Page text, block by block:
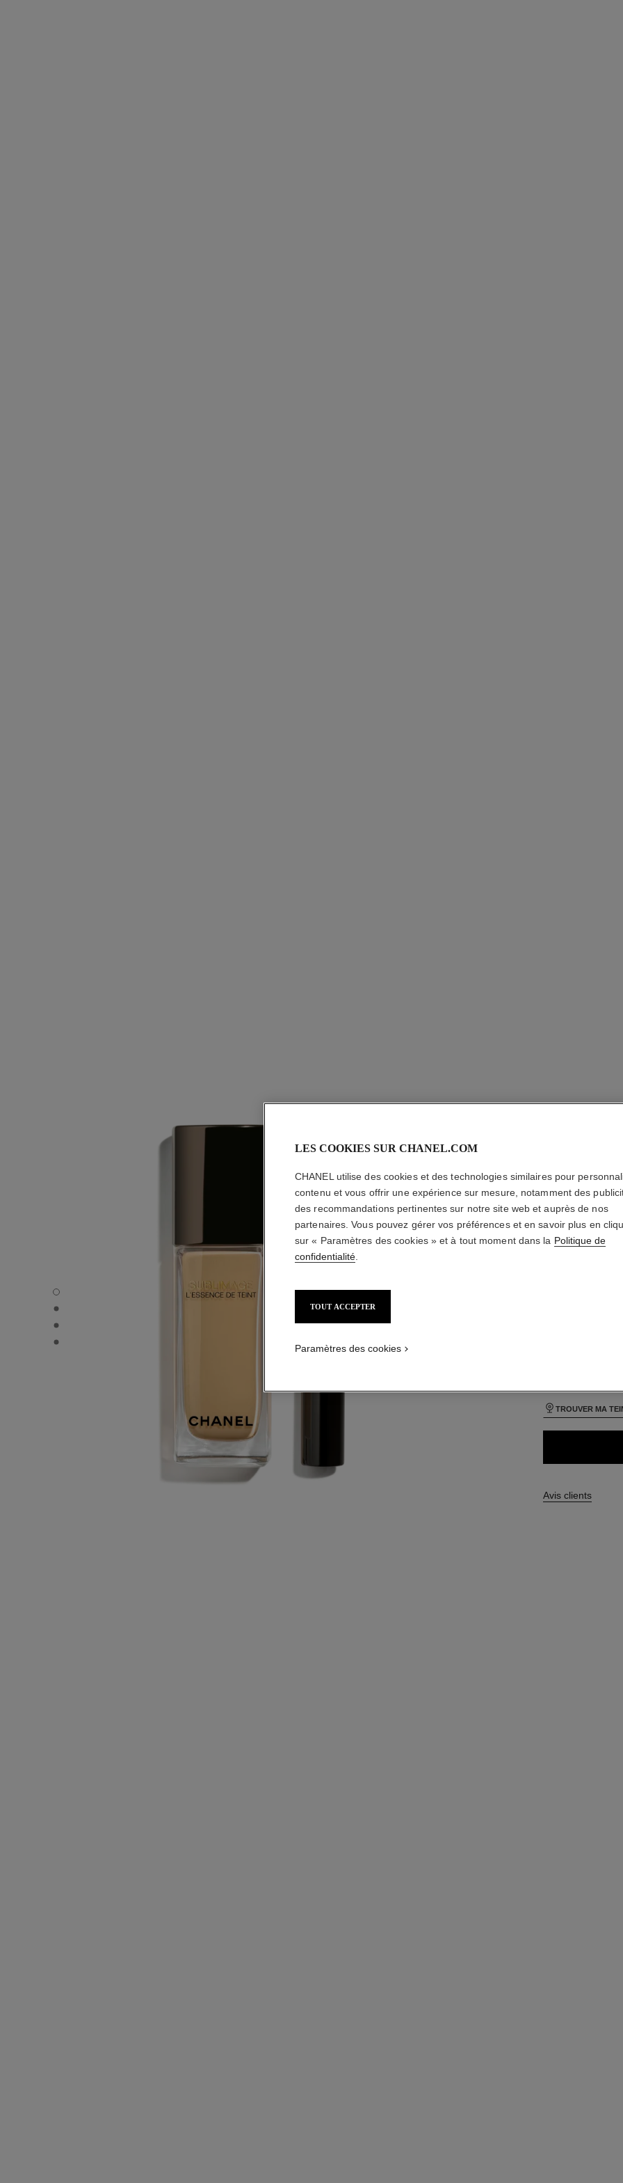
SUBLIMAGE L'ESSENCE DE TEINT - Vue par défaut
SUBLIMAGE L'ESSENCE DE TEINT - Vue alternative 1
SUBLIMAGE L'ESSENCE DE TEINT - Vue basique texture
SUBLIMAGE L'ESSENCE DE TEINT - product.packShot.APPLICATION_VISUAL_1
Sérum de Teint
Réf. 147166
245,00 $ CAD
TROUVER MA
Avis clients
LES COOKIES SUR CHANEL.COM
CHANEL utilise des cookies et des technologies similaires pour
contenu et vous offrir une expérience sur mesure, notamment des
des recommandations pertinentes sur notre site web et auprès de nos
partenaires. Vous pouvez gérer vos préférences et en savoir plus en
sur « Paramètres des cookies » et à tout moment dans la Politique de
confidentialité
TOUT ACCEPTER
Paramètres des cookies